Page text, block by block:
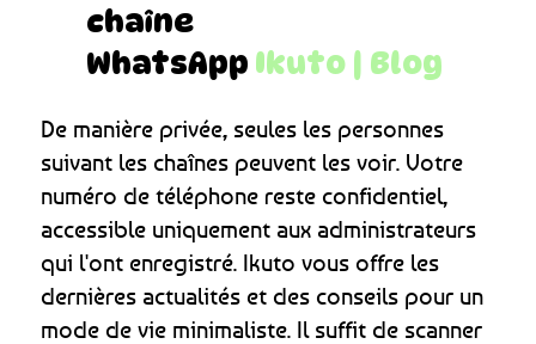
chaîne
WhatsApp Ikuto | Blog
De manière privée, seules les personnes
suivant les chaînes peuvent les voir. Votre
numéro de téléphone reste confidentiel,
accessible uniquement aux administrateurs
qui l'ont enregistré. Ikuto vous offre les
dernières actualités et des conseils pour un
mode de vie minimaliste. Il suffit de scanner